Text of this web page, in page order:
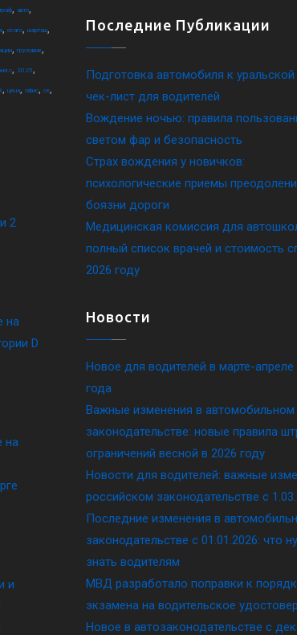
, авто,
, осаго, шарташ,
, грузовик,
c, 2025,
, цена, офис, ce,
Последние Публикации
Подготовка автомобиля к уральской
чек-лист для водителей
Вождение ночью: правила
светом фар и безопасность
Страх вождения у новичков:
психологические приемы
боязни дороги
Медицинская комиссия для
полный список врачей и стоимость
2026 году
Новости
Новое для водителей в марте-апреле
года
Важные изменения в автомобильном
законодательстве: новые правила
ограничений весной в 2026 году
Новости для водителей: важные
российском законодательстве c
Последние изменения в
законодательстве c 01.01.2026: что
знать водителям
МВД разработало поправки к
экзамена на водительское
Новое в автозаконодательстве с